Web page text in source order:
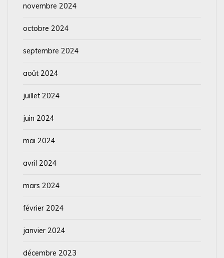
novembre 2024
octobre 2024
septembre 2024
août 2024
juillet 2024
juin 2024
mai 2024
avril 2024
mars 2024
février 2024
janvier 2024
décembre 2023